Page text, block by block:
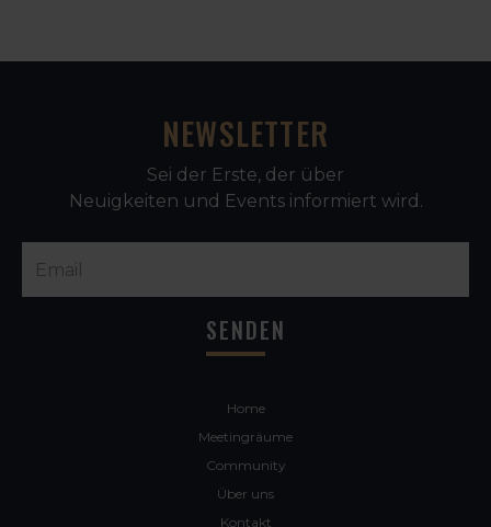
NEWSLETTER
Sei der Erste, der über
Neuigkeiten und Events informiert wird.
Home
Meetingräume
Community
Über uns
Kontakt